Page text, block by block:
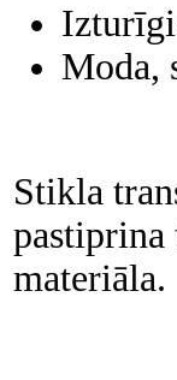
Moda,
Stikla
materiāla.